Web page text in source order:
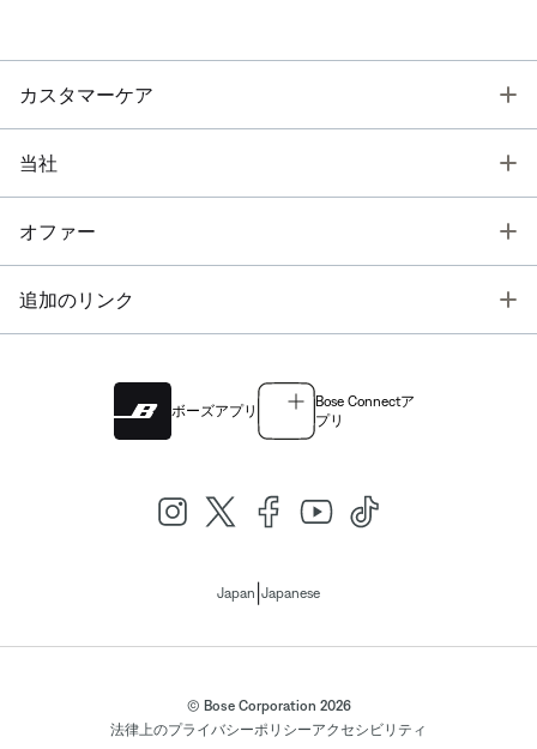
カスタマーケア
当社
オファー
追加のリンク
ボーズアプリ
Bose Connectア
プリ
Japan Japanese
© Bose Corporation 2026
法律上のプライバシーポリシーアクセシビリティ